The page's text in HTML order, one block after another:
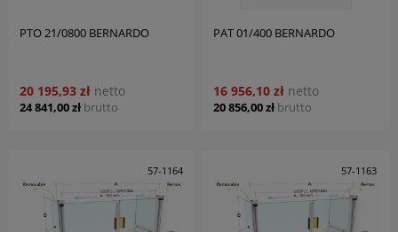
PTO 21/0800 BERNARDO
24 841,00 zł brutto
20 195,93 zł netto
PAT 01/400 BERNARDO
20 856,00 zł brutto
16 956,10 zł netto
57-1164 57-1163